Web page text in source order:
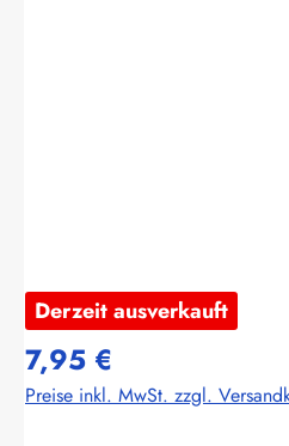
Derzeit ausverkauft
7,95 €
Preise inkl. MwSt. zzgl.